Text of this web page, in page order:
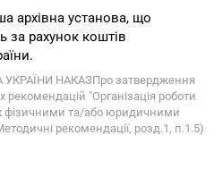
архівна установа, що
за рахунок коштів
НАКАЗПро затвердження
"Організація роботи
фізичними та/або юридичними
рекомендації, розд.1, п.1.5)